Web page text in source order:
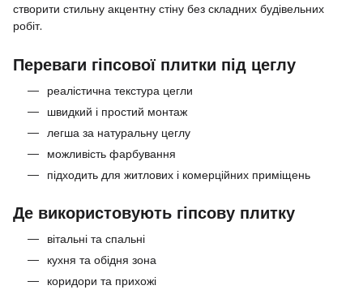
створити стильну акцентну стіну без складних будівельних
робіт.
Переваги гіпсової плитки під цеглу
реалістична текстура цегли
швидкий і простий монтаж
легша за натуральну цеглу
можливість фарбування
підходить для житлових і комерційних приміщень
Де використовують гіпсову плитку
вітальні та спальні
кухня та обідня зона
коридори та прихожі